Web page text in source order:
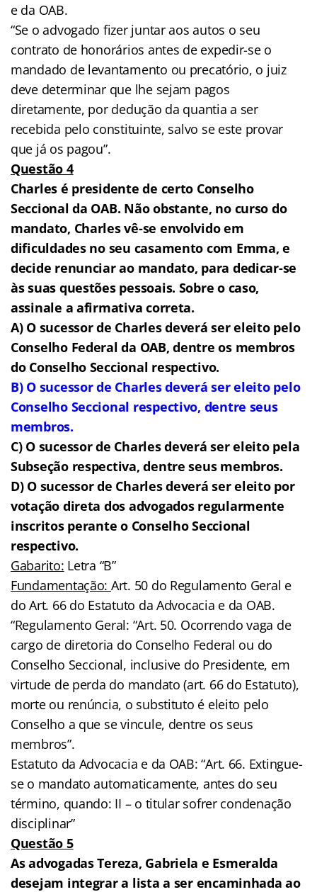
e da OAB.
“Se o advogado fizer juntar aos autos o seu
contrato de honorários antes de expedir-se o
mandado de levantamento ou precatório, o juiz
deve determinar que lhe sejam pagos
diretamente, por dedução da quantia a ser
recebida pelo constituinte, salvo se este provar
que já os pagou”.
Questão 4
Charles é presidente de certo Conselho
Seccional da OAB. Não obstante, no curso do
mandato, Charles vê-se envolvido em
dificuldades no seu casamento com Emma, e
decide renunciar ao mandato, para dedicar-se
às suas questões pessoais. Sobre o caso,
assinale a afirmativa correta.
A) O sucessor de Charles deverá ser eleito pelo
Conselho Federal da OAB, dentre os membros
do Conselho Seccional respectivo.
B) O sucessor de Charles deverá ser eleito pelo
Conselho Seccional respectivo, dentre seus
membros.
C) O sucessor de Charles deverá ser eleito pela
Subseção respectiva, dentre seus membros.
D) O sucessor de Charles deverá ser eleito por
votação direta dos advogados regularmente
inscritos perante o Conselho Seccional
respectivo.
Gabarito: Letra “B”
Fundamentação: Art. 50 do Regulamento Geral e
do Art. 66 do Estatuto da Advocacia e da OAB.
“Regulamento Geral: “Art. 50. Ocorrendo vaga de
cargo de diretoria do Conselho Federal ou do
Conselho Seccional, inclusive do Presidente, em
virtude de perda do mandato (art. 66 do Estatuto),
morte ou renúncia, o substituto é eleito pelo
Conselho a que se vincule, dentre os seus
membros”.
Estatuto da Advocacia e da OAB: “Art. 66. Extingue-
se o mandato automaticamente, antes do seu
término, quando: II – o titular sofrer condenação
disciplinar”
Questão 5
As advogadas Tereza, Gabriela e Esmeralda
desejam integrar a lista a ser encaminhada ao